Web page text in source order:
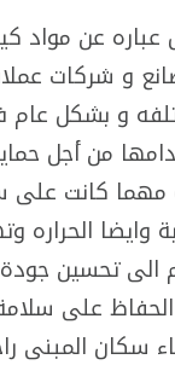
عن مواد
و شركات
و بشكل
من أجل
مهما كانت على
وايضا الحراره
تحسين جودة
على
سكان المبنى